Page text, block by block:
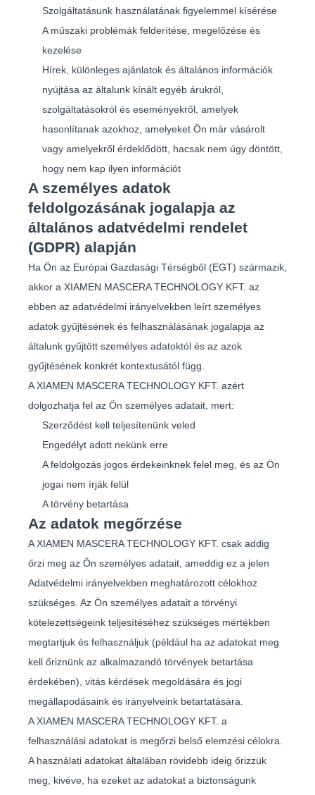
Szolgáltatásunk használatának figyelemmel kísérése
A műszaki problémák felderítése, megelőzése és
kezelése
Hírek, különleges ajánlatok és általános információk
nyújtása az általunk kínált egyéb árukról,
szolgáltatásokról és eseményekről, amelyek
hasonlítanak azokhoz, amelyeket Ön már vásárolt
vagy amelyekről érdeklődött, hacsak nem úgy döntött,
hogy nem kap ilyen információt
A személyes adatok
feldolgozásának jogalapja az
általános adatvédelmi rendelet
(GDPR) alapján
Ha Ön az Európai Gazdasági Térségből (EGT) származik,
akkor a XIAMEN MASCERA TECHNOLOGY KFT. az
ebben az adatvédelmi irányelvekben leírt személyes
adatok gyűjtésének és felhasználásának jogalapja az
általunk gyűjtött személyes adatoktól és az azok
gyűjtésének konkrét kontextusától függ.
A XIAMEN MASCERA TECHNOLOGY KFT. azért
dolgozhatja fel az Ön személyes adatait, mert:
Szerződést kell teljesítenünk veled
Engedélyt adott nekünk erre
A feldolgozás jogos érdekeinknek felel meg, és az Ön
jogai nem írják felül
A törvény betartása
Az adatok megőrzése
A XIAMEN MASCERA TECHNOLOGY KFT. csak addig
őrzi meg az Ön személyes adatait, ameddig ez a jelen
Adatvédelmi irányelvekben meghatározott célokhoz
szükséges. Az Ön személyes adatait a törvényi
kötelezettségeink teljesítéséhez szükséges mértékben
megtartjuk és felhasználjuk (például ha az adatokat meg
kell őriznünk az alkalmazandó törvények betartása
érdekében), vitás kérdések megoldására és jogi
megállapodásaink és irányelveink betartatására.
A XIAMEN MASCERA TECHNOLOGY KFT. a
felhasználási adatokat is megőrzi belső elemzési célokra.
A használati adatokat általában rövidebb ideig őrizzük
meg, kivéve, ha ezeket az adatokat a biztonságunk